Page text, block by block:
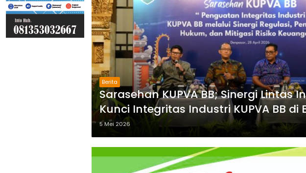
Berita
Sarasehan KUPVA BB; Sinergi Lintas
Kunci Integritas Industri KUPVA BB di
5 Mei 2026